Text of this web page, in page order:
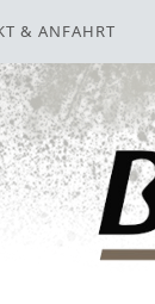
& ANFAHRT